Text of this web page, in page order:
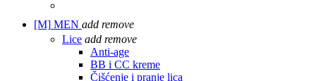
[M] MEN add remove
Lice add remove
Anti-age
BB i CC kreme
Čišćenje i pranje lica